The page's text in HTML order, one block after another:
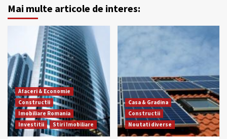
Mai multe articole de interes:
Afaceri & Economie
Constructii
Imobiliare Romania
Investitii
Stiri Imobiliare
Casa & Gradina
Constructii
Noutati diverse